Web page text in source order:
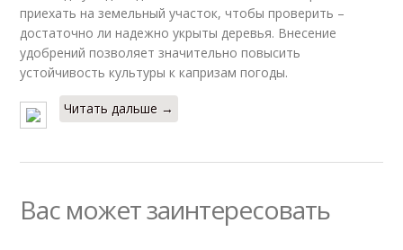
приехать на земельный участок, чтобы проверить –
достаточно ли надежно укрыты деревья. Внесение
удобрений позволяет значительно повысить
устойчивость культуры к капризам погоды.
Читать дальше →
Вас может заинтересовать